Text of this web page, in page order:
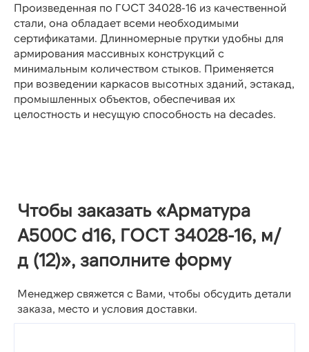
Произведенная по ГОСТ 34028-16 из качественной
стали, она обладает всеми необходимыми
сертификатами. Длинномерные прутки удобны для
армирования массивных конструкций с
минимальным количеством стыков. Применяется
при возведении каркасов высотных зданий, эстакад,
промышленных объектов, обеспечивая их
целостность и несущую способность на decades.
Чтобы заказать «Арматура
А500С d16, ГОСТ 34028-16, м/
д (12)», заполните форму
Менеджер свяжется с Вами, чтобы обсудить детали
заказа, место и условия доставки.